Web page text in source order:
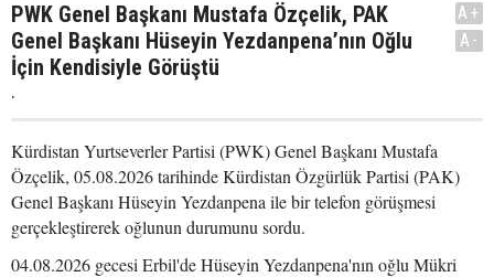
PWK Genel Başkanı Mustafa Özçelik, PAK
Genel Başkanı Hüseyin Yezdanpena’nın Oğlu
İçin Kendisiyle Görüştü
.
A+
A-
Kürdistan Yurtseverler Partisi (PWK) Genel Başkanı Mustafa
Özçelik, 05.08.2026 tarihinde Kürdistan Özgürlük Partisi (PAK)
Genel Başkanı Hüseyin Yezdanpena ile bir telefon görüşmesi
gerçekleştirerek oğlunun durumunu sordu.
04.08.2026 gecesi Erbil'de Hüseyin Yezdanpena'nın oğlu Mükri